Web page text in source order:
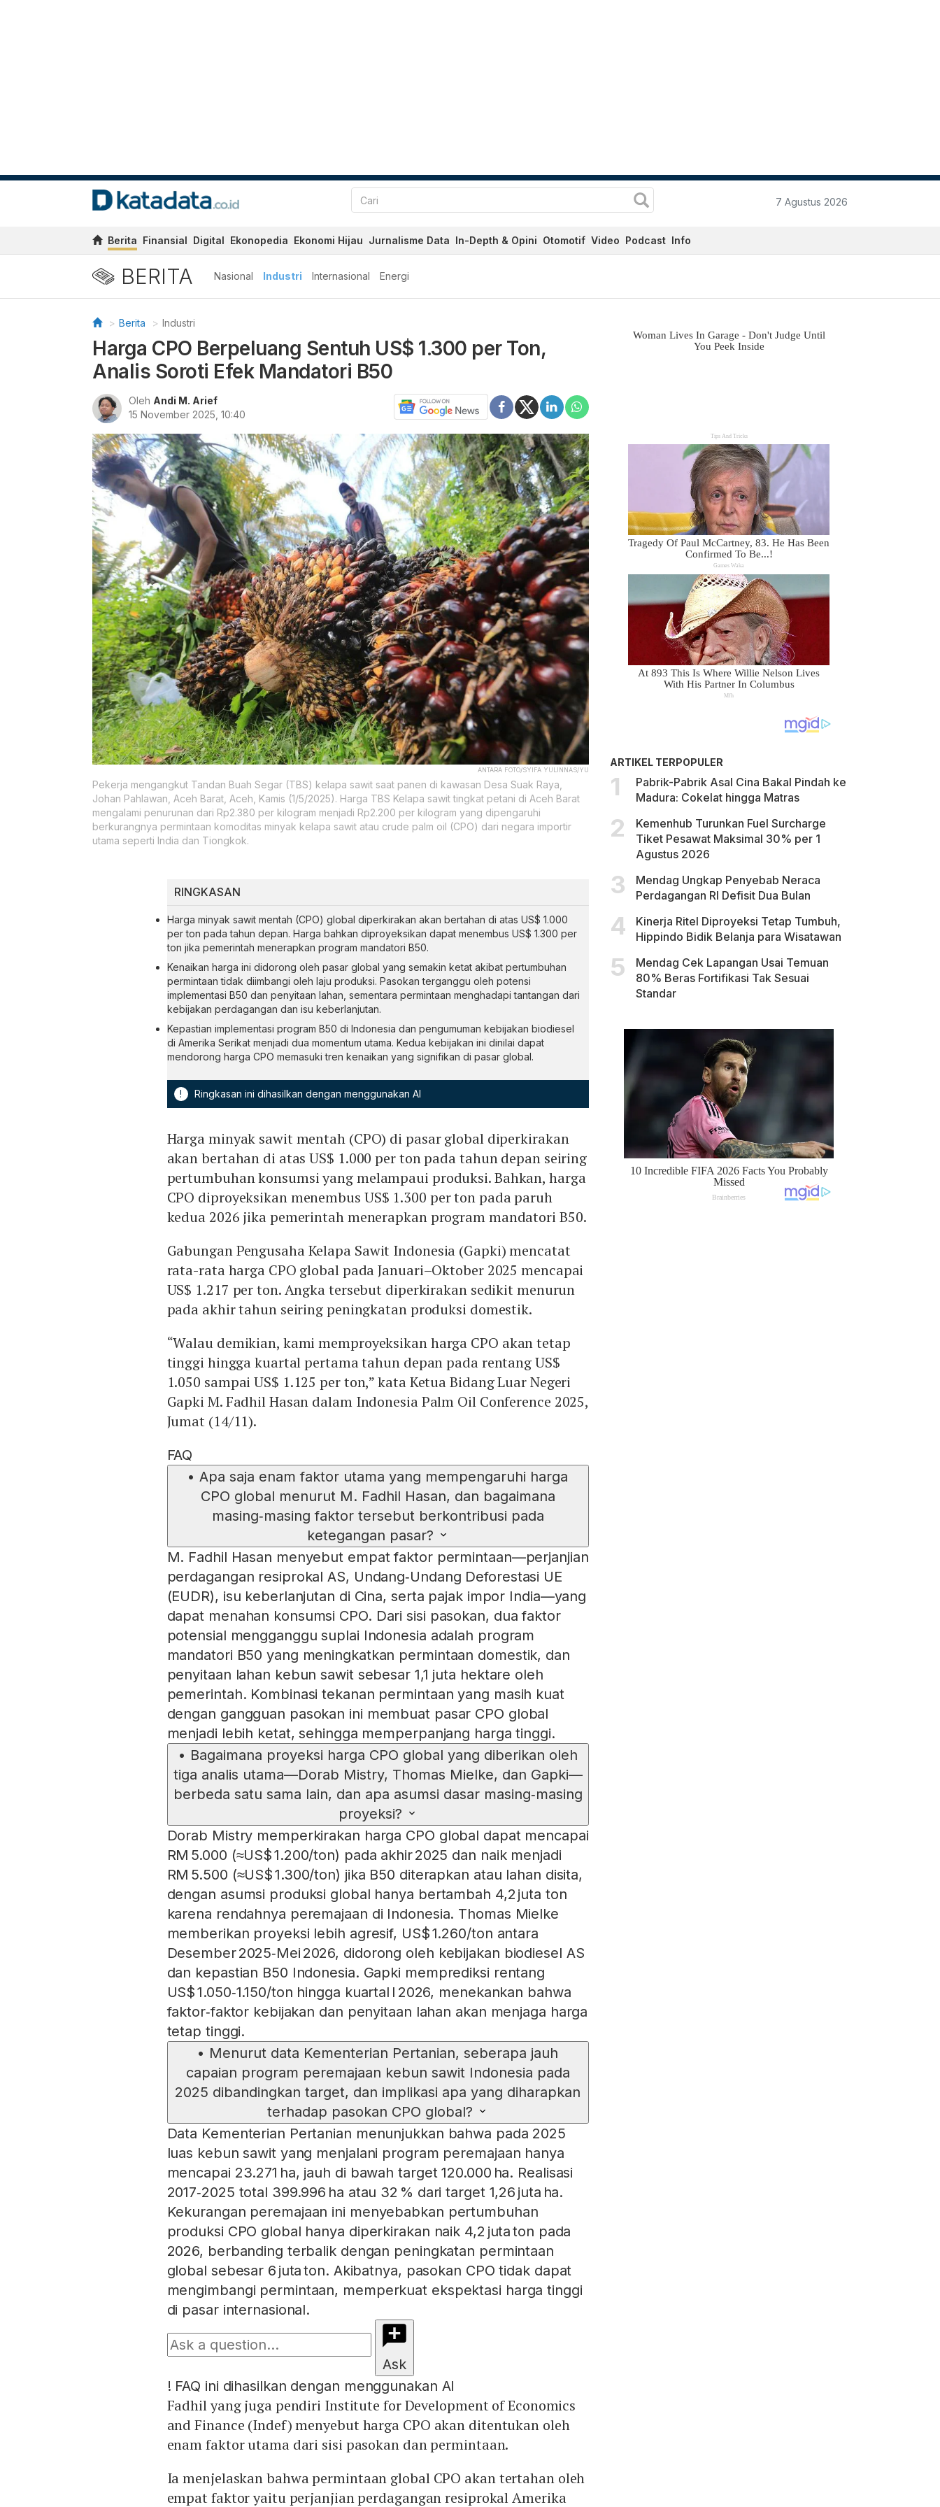
7 Agustus 2026
Berita Finansial Digital Ekonopedia Ekonomi Hijau Jurnalisme Data In-Depth & Opini Otomotif Video Podcast Info
BERITA Nasional Industri Internasional Energi
Berita Industri
Harga CPO Berpeluang Sentuh US$ 1.300 per Ton,
Analis Soroti Efek Mandatori B50
Oleh Andi M. Arief
15 November 2025, 10:40
ANTARA FOTO/SYIFA YULINNAS/YU
Pekerja mengangkut Tandan Buah Segar (TBS) kelapa sawit saat panen di kawasan Desa Suak Raya,
Johan Pahlawan, Aceh Barat, Aceh, Kamis (1/5/2025). Harga TBS Kelapa sawit tingkat petani di Aceh Barat
mengalami penurunan dari Rp2.380 per kilogram menjadi Rp2.200 per kilogram yang dipengaruhi
berkurangnya permintaan komoditas minyak kelapa sawit atau crude palm oil (CPO) dari negara importir
utama seperti India dan Tiongkok.
RINGKASAN
Harga minyak sawit mentah (CPO) global diperkirakan akan bertahan di atas US$ 1.000
per ton pada tahun depan. Harga bahkan diproyeksikan dapat menembus US$ 1.300 per
ton jika pemerintah menerapkan program mandatori B50.
Kenaikan harga ini didorong oleh pasar global yang semakin ketat akibat pertumbuhan
permintaan tidak diimbangi oleh laju produksi. Pasokan terganggu oleh potensi
implementasi B50 dan penyitaan lahan, sementara permintaan menghadapi tantangan dari
kebijakan perdagangan dan isu keberlanjutan.
Kepastian implementasi program B50 di Indonesia dan pengumuman kebijakan biodiesel
di Amerika Serikat menjadi dua momentum utama. Kedua kebijakan ini dinilai dapat
mendorong harga CPO memasuki tren kenaikan yang signifikan di pasar global.
! Ringkasan ini dihasilkan dengan menggunakan AI
Harga minyak sawit mentah (CPO) di pasar global diperkirakan
akan bertahan di atas US$ 1.000 per ton pada tahun depan seiring
pertumbuhan konsumsi yang melampaui produksi. Bahkan, harga
CPO diproyeksikan menembus US$ 1.300 per ton pada paruh
kedua 2026 jika pemerintah menerapkan program mandatori B50.
Gabungan Pengusaha Kelapa Sawit Indonesia (Gapki) mencatat
rata-rata harga CPO global pada Januari–Oktober 2025 mencapai
US$ 1.217 per ton. Angka tersebut diperkirakan sedikit menurun
pada akhir tahun seiring peningkatan produksi domestik.
“Walau demikian, kami memproyeksikan harga CPO akan tetap
tinggi hingga kuartal pertama tahun depan pada rentang US$
1.050 sampai US$ 1.125 per ton,” kata Ketua Bidang Luar Negeri
Gapki M. Fadhil Hasan dalam Indonesia Palm Oil Conference 2025,
Jumat (14/11).
FAQ
• Apa saja enam faktor utama yang mempengaruhi harga
CPO global menurut M. Fadhil Hasan, dan bagaimana
masing‑masing faktor tersebut berkontribusi pada
ketegangan pasar?
M. Fadhil Hasan menyebut empat faktor permintaan—perjanjian
perdagangan resiprokal AS, Undang‑Undang Deforestasi UE
(EUDR), isu keberlanjutan di Cina, serta pajak impor India—yang
dapat menahan konsumsi CPO. Dari sisi pasokan, dua faktor
potensial mengganggu suplai Indonesia adalah program
mandatori B50 yang meningkatkan permintaan domestik, dan
penyitaan lahan kebun sawit sebesar 1,1 juta hektare oleh
pemerintah. Kombinasi tekanan permintaan yang masih kuat
dengan gangguan pasokan ini membuat pasar CPO global
menjadi lebih ketat, sehingga memperpanjang harga tinggi.
• Bagaimana proyeksi harga CPO global yang diberikan oleh
tiga analis utama—Dorab Mistry, Thomas Mielke, dan Gapki—
berbeda satu sama lain, dan apa asumsi dasar masing‑masing
proyeksi?
Dorab Mistry memperkirakan harga CPO global dapat mencapai
RM 5.000 (≈US$ 1.200/ton) pada akhir 2025 dan naik menjadi
RM 5.500 (≈US$ 1.300/ton) jika B50 diterapkan atau lahan disita,
dengan asumsi produksi global hanya bertambah 4,2 juta ton
karena rendahnya peremajaan di Indonesia. Thomas Mielke
memberikan proyeksi lebih agresif, US$ 1.260/ton antara
Desember 2025‑Mei 2026, didorong oleh kebijakan biodiesel AS
dan kepastian B50 Indonesia. Gapki memprediksi rentang
US$ 1.050‑1.150/ton hingga kuartal I 2026, menekankan bahwa
faktor‑faktor kebijakan dan penyitaan lahan akan menjaga harga
tetap tinggi.
• Menurut data Kementerian Pertanian, seberapa jauh
capaian program peremajaan kebun sawit Indonesia pada
2025 dibandingkan target, dan implikasi apa yang diharapkan
terhadap pasokan CPO global?
Data Kementerian Pertanian menunjukkan bahwa pada 2025
luas kebun sawit yang menjalani program peremajaan hanya
mencapai 23.271 ha, jauh di bawah target 120.000 ha. Realisasi
2017‑2025 total 399.996 ha atau 32 % dari target 1,26 juta ha.
Kekurangan peremajaan ini menyebabkan pertumbuhan
produksi CPO global hanya diperkirakan naik 4,2 juta ton pada
2026, berbanding terbalik dengan peningkatan permintaan
global sebesar 6 juta ton. Akibatnya, pasokan CPO tidak dapat
mengimbangi permintaan, memperkuat ekspektasi harga tinggi
di pasar internasional.
Ask
! FAQ ini dihasilkan dengan menggunakan AI
Fadhil yang juga pendiri Institute for Development of Economics
and Finance (Indef) menyebut harga CPO akan ditentukan oleh
enam faktor utama dari sisi pasokan dan permintaan.
Ia menjelaskan bahwa permintaan global CPO akan tertahan oleh
empat faktor yaitu perjanjian perdagangan resiprokal Amerika
ARTIKEL TERPOPULER
Pabrik-Pabrik Asal Cina Bakal Pindah ke
Madura: Cokelat hingga Matras
Kemenhub Turunkan Fuel Surcharge
Tiket Pesawat Maksimal 30% per 1
Agustus 2026
Mendag Ungkap Penyebab Neraca
Perdagangan RI Defisit Dua Bulan
Kinerja Ritel Diproyeksi Tetap Tumbuh,
Hippindo Bidik Belanja para Wisatawan
Mendag Cek Lapangan Usai Temuan
80% Beras Fortifikasi Tak Sesuai
Standar